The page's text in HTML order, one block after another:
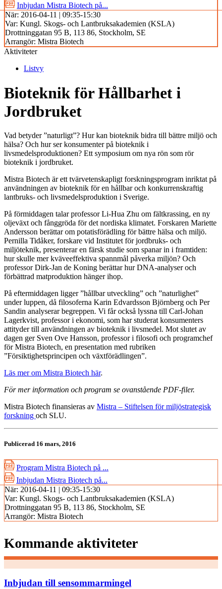
Inbjudan Mistra Biotech på...
När: 2016-04-11 | 09:35-15:30
Var: Kungl. Skogs- och Lantbruksakademien (KSLA)
Drottninggatan 95 B, 113 86, Stockholm, SE
Arrangör: Mistra Biotech
Aktiviteter
Listvy
Bioteknik för Hållbarhet i
Jordbruket
Vad betyder ”naturligt”? Hur kan bioteknik bidra till bättre miljö och
hälsa? Och hur ser konsumenter på bioteknik i
livsmedelsproduktionen? Ett symposium om nya rön som rör
bioteknik i jordbruket.
Mistra Biotech är ett tvärvetenskapligt forskningsprogram inriktat på
användningen av bioteknik för en hållbar och konkurrenskraftig
lantbruks- och livsmedelsproduktion i Sverige.
På förmiddagen talar professor Li-Hua Zhu om fältkrassing, en ny
oljeväxt och fånggröda för det nordiska klimatet. Forskaren Mariette
Andersson berättar om potatisförädling för bättre hälsa och miljö.
Pernilla Tidåker, forskare vid Institutet för jordbruks- och
miljöteknik, presenterar en färsk studie som spanar in i framtiden:
hur skulle mer kväveeffektiva spannmål påverka miljön? Och
professor Dirk-Jan de Koning berättar hur DNA-analyser och
förbättrad matproduktion hänger ihop.
På eftermiddagen ligger ”hållbar utveckling” och ”naturlighet”
under luppen, då filosoferna Karin Edvardsson Björnberg och Per
Sandin analyserar begreppen. Vi får också lyssna till Carl-Johan
Lagerkvist, professor i ekonomi, som har studerat konsumenters
attityder till användningen av bioteknik i livsmedel. Mot slutet av
dagen ger Sven Ove Hansson, professor i filosofi och programchef
för Mistra Biotech, en presentation med rubriken
”Försiktighetsprincipen och växtförädlingen”.
Läs mer om Mistra Biotech här.
För mer information och program se ovanstående PDF-filer.
Mistra Biotech finansieras av Mistra – Stiftelsen för miljöstrategisk
forskning och SLU.
Publicerad 16 mars, 2016
Program Mistra Biotech på ...
Inbjudan Mistra Biotech på...
När: 2016-04-11 | 09:35-15:30
Var: Kungl. Skogs- och Lantbruksakademien (KSLA)
Drottninggatan 95 B, 113 86, Stockholm, SE
Arrangör: Mistra Biotech
Kommande aktiviteter
Inbjudan till sensommarmingel